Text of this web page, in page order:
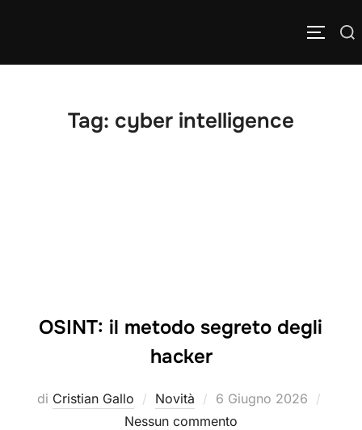
Cerca APRI/
Tag: cyber intelligence
OSINT: il metodo segreto degli
hacker
di Cristian Gallo Novità
Pubblicato
il
6 Giugno 2026
Nessun commento